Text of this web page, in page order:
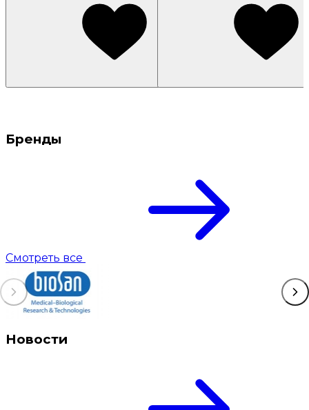
Бренды
Смотреть все
Новости